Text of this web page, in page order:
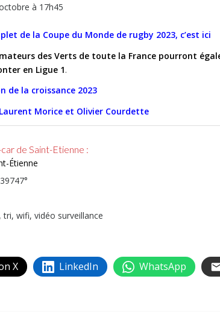
à 17h45
de la Coupe du Monde de rugby 2023, c’est ici
des Verts de toute la France pourront
en Ligue 1.
de la croissance 2023
Morice et Olivier Courdette
de Saint-Etienne :
Étienne
tri, wifi, vidéo surveillance
X LinkedIn WhatsApp